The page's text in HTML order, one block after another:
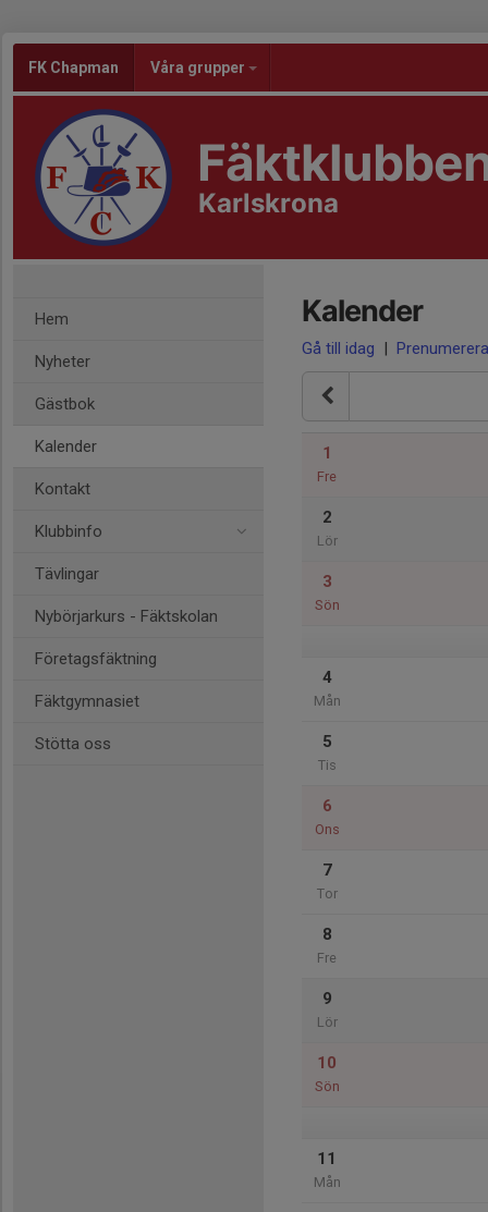
FK Chapman Våra grupper
Karlskrona
Hem
Nyheter
Gästbok
Kalender
Kontakt
Klubbinfo
Tävlingar
Nybörjarkurs - Fäktskolan
Företagsfäktning
Fäktgymnasiet
Stötta oss
Kalender
Gå till idag | Prenumerera
1
Fre
2
Lör
3
Sön
4
Mån
5
Tis
6
Ons
7
Tor
8
Fre
9
Lör
10
Sön
11
Mån